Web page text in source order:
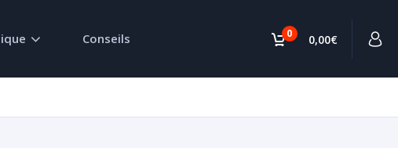
0 0,00€
Conseils